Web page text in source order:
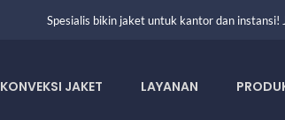
Spesialis bikin jaket untuk kantor dan
KONVEKSI JAKET LAYANAN